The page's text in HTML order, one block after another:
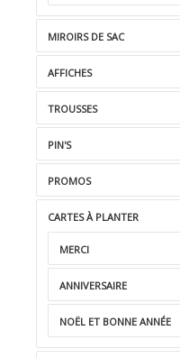
MIROIRS DE SAC
AFFICHES
TROUSSES
PIN'S
PROMOS
CARTES À PLANTER
MERCI
ANNIVERSAIRE
NOËL ET BONNE ANNÉE